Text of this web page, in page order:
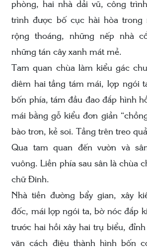
phòng, hai nhà dải vũ, công
trình được bố cục hài hòa trong
rộng thoáng, những nếp nhà
những tán cây xanh mát mẻ.
Tam quan chùa làm kiểu gác
diêm hai tầng tám mái, lợp ngói
bốn phía, tám đầu đao đắp hình
mái bằng gỗ kiểu đơn giản
bào trơn, kẻ soi. Tầng trên treo
Qua tam quan đến vườn và
vuông. Liền phía sau sân là chùa
chữ Đinh.
Nhà tiền đường bẩy gian, xây
đốc, mái lợp ngói ta, bờ nóc đắp
trước hai hồi xây hai trụ biểu,
văn cách điệu thành hình bốn